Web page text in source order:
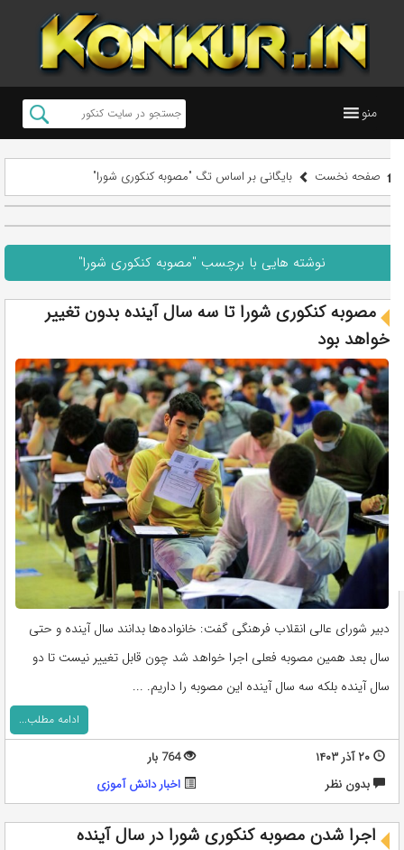
منو
صفحه نخست بایگانی بر اساس تگ "مصوبه کنکوری شورا"
نوشته هایی با برچسب "مصوبه کنکوری شورا"
مصوبه کنکوری شورا تا سه سال آینده بدون تغییر
خواهد بود
دبیر شورای عالی انقلاب فرهنگی گفت: خانواده‌ها بدانند سال آینده و حتی
سال بعد همین مصوبه فعلی اجرا خواهد شد چون قابل تغییر نیست تا دو
سال آینده بلکه سه سال آینده این مصوبه را داریم. ...
ادامه مطلب...
۲۰ آذر ۱۴۰۳
764 بار
بدون نظر
اخبار دانش آموزی
اجرا شدن مصوبه کنکوری شورا در سال آینده